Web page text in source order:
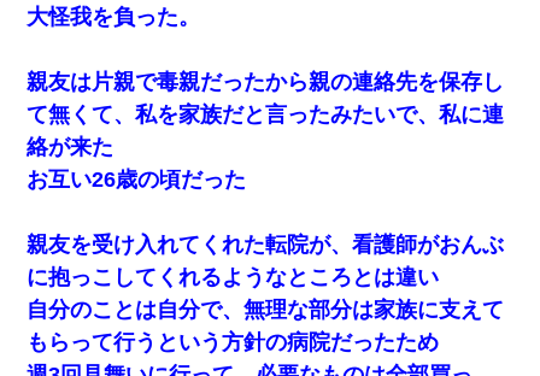
大怪我を負った。
親友は片親で毒親だったから親の連絡先を保存し
て無くて、私を家族だと言ったみたいで、私に連
絡が来た
お互い26歳の頃だった
親友を受け入れてくれた転院が、看護師がおんぶ
に抱っこしてくれるようなところとは違い
自分のことは自分で、無理な部分は家族に支えて
もらって行うという方針の病院だったため